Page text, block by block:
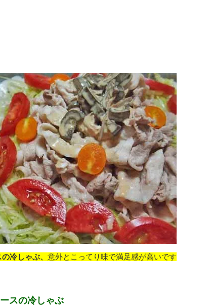
冷しゃぶ、 意外とこってり味で満足感が高いです
スの冷しゃぶ